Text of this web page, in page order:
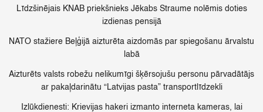
Līdzšinējais KNAB priekšnieks Jēkabs Straume nolēmis doties
izdienas pensijā
NATO stažiere Beļģijā aizturēta aizdomās par spiegošanu ārvalstu
labā
Aizturēts valsts robežu nelikumīgi šķērsojušu personu pārvadātājs
ar pakaļdarinātu “Latvijas pasta” transportlīdzekli
Izlūkdienesti: Krievijas hakeri izmanto interneta kameras, lai